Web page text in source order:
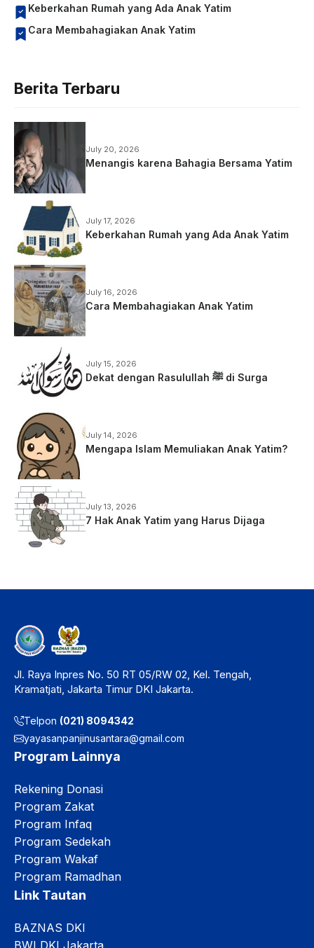
Keberkahan Rumah yang Ada Anak Yatim
Cara Membahagiakan Anak Yatim
Berita Terbaru
July 20, 2026
Menangis karena Bahagia Bersama Yatim
July 17, 2026
Keberkahan Rumah yang Ada Anak Yatim
July 16, 2026
Cara Membahagiakan Anak Yatim
July 15, 2026
Dekat dengan Rasulullah ﷺ di Surga
July 14, 2026
Mengapa Islam Memuliakan Anak Yatim?
July 13, 2026
7 Hak Anak Yatim yang Harus Dijaga
Jl. Raya Inpres No. 50 RT 05/RW 02, Kel. Tengah,
Kramatjati, Jakarta Timur DKI Jakarta.
Telpon (021) 8094342
yayasanpanjinusantara@gmail.com
Program Lainnya
Rekening Donasi
Program Zakat
Program Infaq
Program Sedekah
Program Wakaf
Program Ramadhan
Link Tautan
BAZNAS DKI